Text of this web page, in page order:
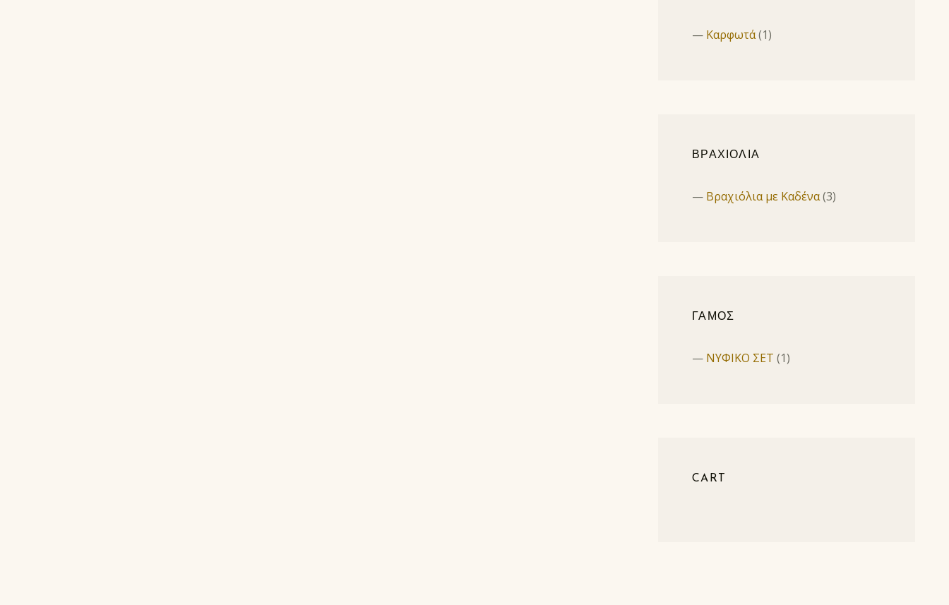
Καρφωτά(1)
ΒΡΑΧΙΟΛΙΑ
Βραχιόλια με Καδένα(3)
ΓΑΜΟΣ
ΝΥΦΙΚΟ ΣΕΤ (1)
CART